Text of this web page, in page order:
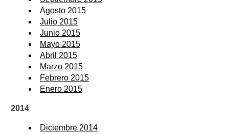
Agosto 2015
Julio 2015
Junio 2015
Mayo 2015
Abril 2015
Marzo 2015
Febrero 2015
Enero 2015
2014
Diciembre 2014